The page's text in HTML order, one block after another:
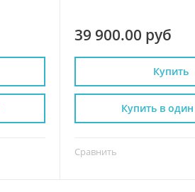
39 900.00 руб
Купить
Сравнить
Купить в